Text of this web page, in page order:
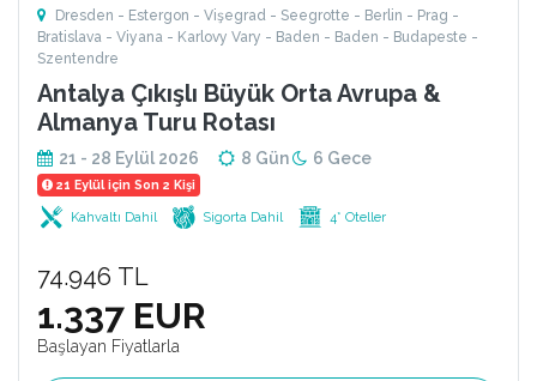
Dresden - Estergon - Vişegrad - Seegrotte - Berlin - Prag -
Bratislava - Viyana - Karlovy Vary - Baden - Baden - Budapeste -
Szentendre
Antalya Çıkışlı Büyük Orta Avrupa &
Almanya Turu Rotası
21 - 28 Eylül 2026 8 Gün 6 Gece
21 Eylül için Son 2 Kişi
Kahvaltı Dahil Sigorta Dahil 4* Oteller
74.946 TL
1.337 EUR
Başlayan Fiyatlarla